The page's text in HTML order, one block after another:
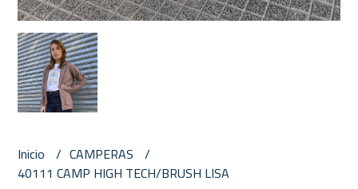
Inicio
CAMPERAS
40111 CAMP HIGH TECH/BRUSH LISA